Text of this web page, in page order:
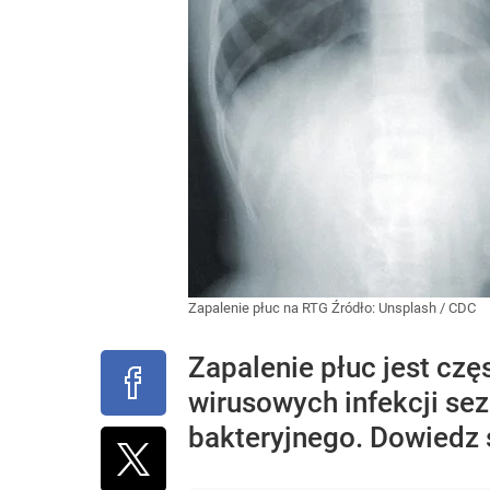
Zapalenie płuc na RTG Źródło: Unsplash / CDC
Zapalenie płuc jest
wirusowych infekcji
bakteryjnego.